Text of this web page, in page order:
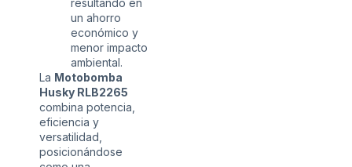
un ahorro
económico y
menor impacto
ambiental.
La Motobomba
Husky RLB2265
combina potencia,
eficiencia y
versatilidad,
posicionándose